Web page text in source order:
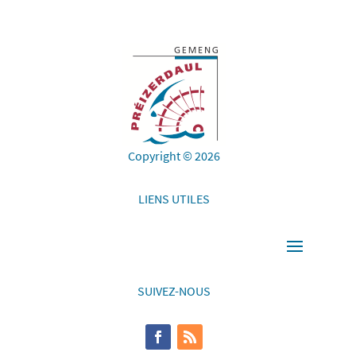
Copyright © 2026
LIENS UTILES
SUIVEZ-NOUS